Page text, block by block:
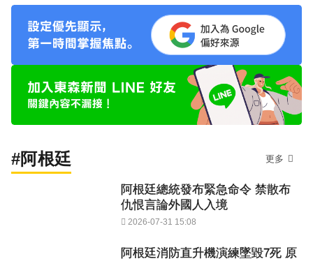
#阿根廷 更多
阿根廷總統發布緊急命令 禁散布
仇恨言論外國人入境
2026-07-31 15:08
阿根廷消防直升機演練墜毀7死 原